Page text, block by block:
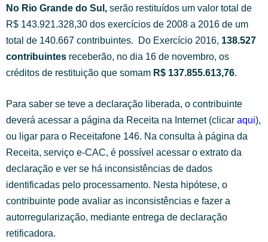
No Rio Grande do Sul, serão restituídos um valor total de
R$ 143.921.328,30 dos exercícios de 2008 a 2016 de um
total de 140.667 contribuintes. Do Exercício 2016, 138.527
contribuintes receberão, no dia 16 de novembro, os
créditos de restituição que somam R$ 137.855.613,76.
Para saber se teve a declaração liberada, o contribuinte
deverá acessar a página da Receita na Internet (clicar aqui),
ou ligar para o Receitafone 146. Na consulta à página da
Receita, serviço e-CAC, é possível acessar o extrato da
declaração e ver se há inconsistências de dados
identificadas pelo processamento. Nesta hipótese, o
contribuinte pode avaliar as inconsistências e fazer a
autorregularização, mediante entrega de declaração
retificadora.